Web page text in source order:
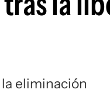
eliminación